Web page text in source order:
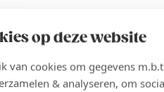
op deze website
van cookies om gegevens
& analyseren, om
van Financiën Jan Jambon